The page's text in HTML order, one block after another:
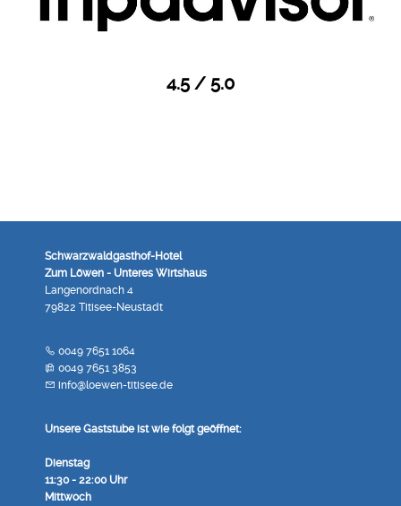
4.5 / 5.0
Schwarzwaldgasthof-Hotel
Zum Löwen - Unteres Wirtshaus
Langenordnach 4
79822 Titisee-Neustadt
0049 7651 1064
0049 7651 3853
info@loewen-titisee.de
Unsere Gaststube ist wie folgt geöffnet:
Dienstag
11:30 - 22:00 Uhr
Mittwoch